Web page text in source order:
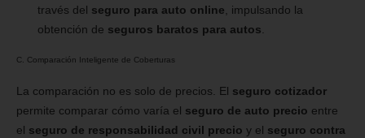
través del seguro para auto online , impulsando la
obtención de seguros baratos para autos
C. Comparación Inteligente de Coberturas
La comparación no es solo de precios. El seguro cotizador
permite comparar cómo varía el seguro de auto precio entre
el seguro de responsabilidad civil precio y el seguro contra